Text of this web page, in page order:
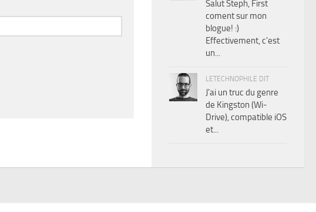
Salut Steph, First
coment sur mon
blogue! :)
Effectivement, c'est
un...
LETECHNOPHILE DIT
J'ai un truc du genre
de Kingston (Wi-
Drive), compatible iOS
et...